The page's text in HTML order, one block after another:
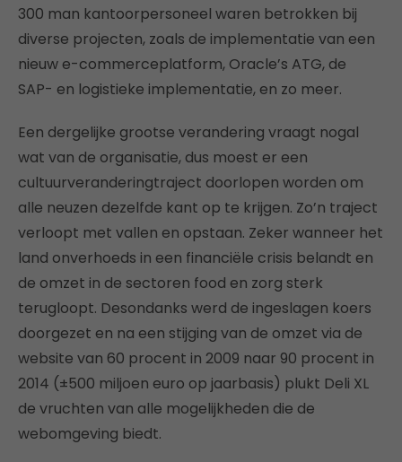
300 man kantoorpersoneel waren betrokken bij
diverse projecten, zoals de implementatie van een
nieuw e-commerceplatform, Oracle’s ATG, de
SAP- en logistieke implementatie, en zo meer.
Een dergelijke grootse verandering vraagt nogal
wat van de organisatie, dus moest er een
cultuurveranderingtraject doorlopen worden om
alle neuzen dezelfde kant op te krijgen. Zo’n traject
verloopt met vallen en opstaan. Zeker wanneer het
land onverhoeds in een financiële crisis belandt en
de omzet in de sectoren food en zorg sterk
terugloopt. Desondanks werd de ingeslagen koers
doorgezet en na een stijging van de omzet via de
website van 60 procent in 2009 naar 90 procent in
2014 (±500 miljoen euro op jaarbasis) plukt Deli XL
de vruchten van alle mogelijkheden die de
webomgeving biedt.